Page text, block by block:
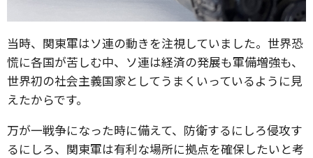
当時、関東軍はソ連の動きを注視していました。世界恐
慌に各国が苦しむ中、ソ連は経済の発展も軍備増強も、
世界初の社会主義国家としてうまくいっているように見
えたからです。
万が一戦争になった時に備えて、防衛するにしろ侵攻す
るにしろ、関東軍は有利な場所に拠点を確保したいと考